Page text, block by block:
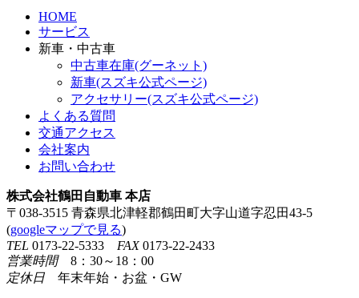
HOME
サービス
新車・中古車
中古車在庫(グーネット)
新車(スズキ公式ページ)
アクセサリー(スズキ公式ページ)
よくある質問
交通アクセス
会社案内
お問い合わせ
株式会社鶴田自動車 本店
〒038-3515 青森県北津軽郡鶴田町大字山道字忍田43-5
(googleマップで見る)
TEL 0173-22-5333 FAX0173-22-2433
営業時間8：30～18：00
定休日 年末年始・お盆・GW